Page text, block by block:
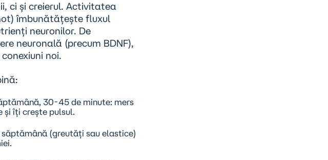
ci și creierul. Activitatea
îmbunătățește fluxul
neuronilor. De
neuronală (precum BDNF),
noi.
30-45 de minute: mers
și îți crește pulsul.
săptămână (greutăți sau elastice)